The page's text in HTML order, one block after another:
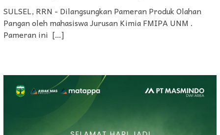
SULSEL, RRN - Dilangsungkan Pameran Produk Olahan
Pangan oleh mahasiswa Jurusan Kimia FMIPA UNM .
Pameran ini […]